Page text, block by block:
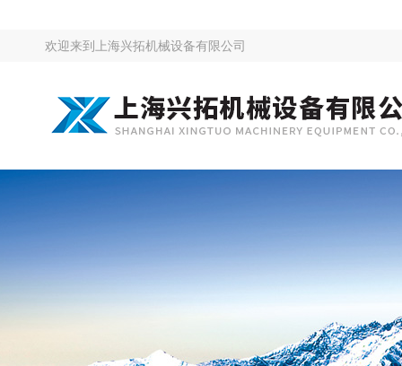
欢迎来到 上海兴拓机械设备有限公司